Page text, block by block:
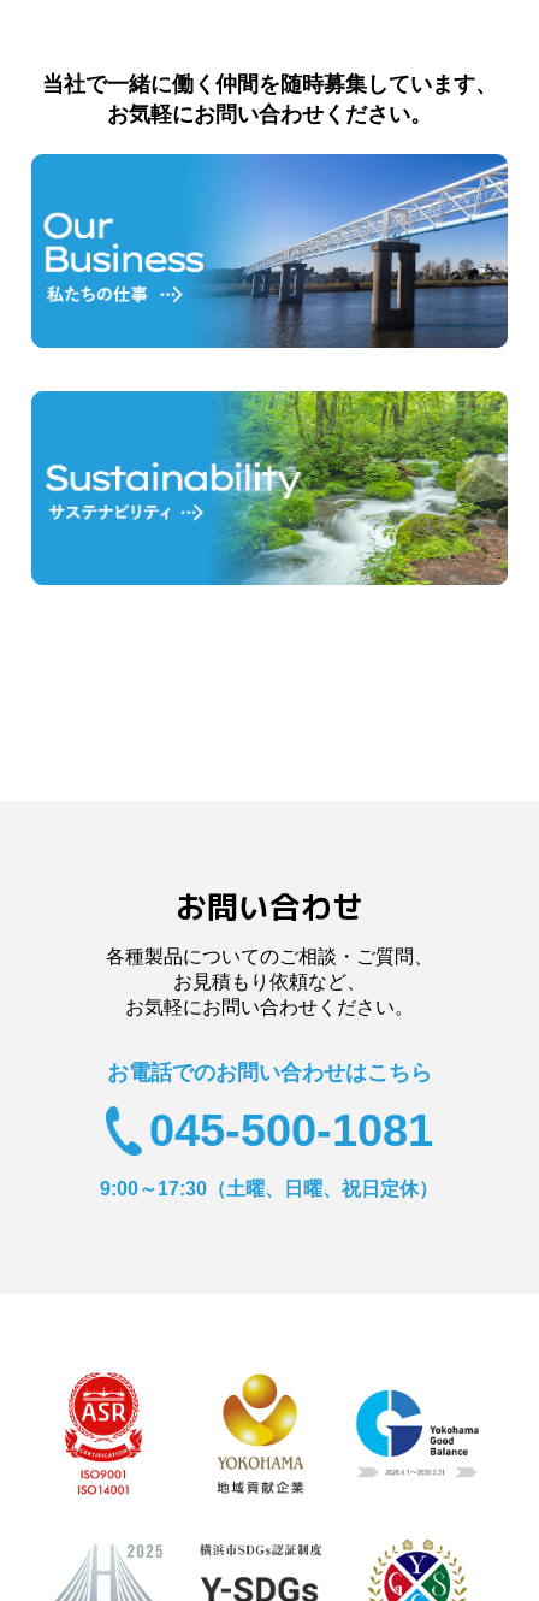
当社で一緒に働く仲間を随時募集しています、
お気軽にお問い合わせください。
お問い合わせ
各種製品についてのご相談・ご質問、
お見積もり依頼など、
お気軽にお問い合わせください。
お電話でのお問い合わせはこちら
045-500-1081
9:00～17:30（土曜、日曜、祝日定休）